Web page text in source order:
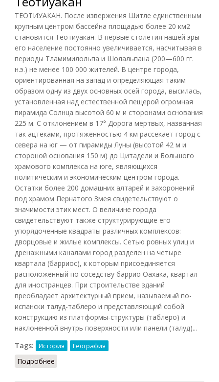
ТЕОТИУАКАН. После извержения Шитле единственным
крупным центром бассейна площадью более 20 км2
становится Теотиуакан. В первые столетия нашей эры
его население постоянно увеличивается, насчитывая в
периоды Тламимилольпа и Шолальпана (200—600 гг.
н.э.) не менее 100 000 жителей. В центре города,
ориентированная на запад и определяющая таким
образом одну из двух основных осей города, высилась,
установленная над естественной пещерой огромная
пирамида Солнца высотой 60 м и сторонами основания
225 м. С отклонением в 17° Дорога мертвых, названная
так ацтеками, протяженностью 4 км рассекает город с
севера на юг — от пирамиды Луны (высотой 42 м и
стороной основания 150 м) до Цитадели и Большого
храмового комплекса на юге, являющихся
политическим и экономическим центром города.
Остатки более 200 домашних алтарей и захоронений
под храмом Пернатого Змея свидетельствуют о
значимости этих мест. О величине города
свидетельствуют также структурирующие его
упорядоченные квадраты различных комплексов:
дворцовые и жилые комплексы. Сетью ровных улиц и
дренажными каналами город разделен на четыре
квартала (барриос), к которым присоединяется
расположенный по соседству баррио Оахака, квартал
для иностранцев. При строительстве зданий
преобладает архитектурный прием, называемый по-
испански талуд-таблеро и представляющий собой
конструкцию из платформы-структуры (таблеро) и
наклоненной внутрь поверхности или панели (талуд)...
Tags:
История География
Подробнее